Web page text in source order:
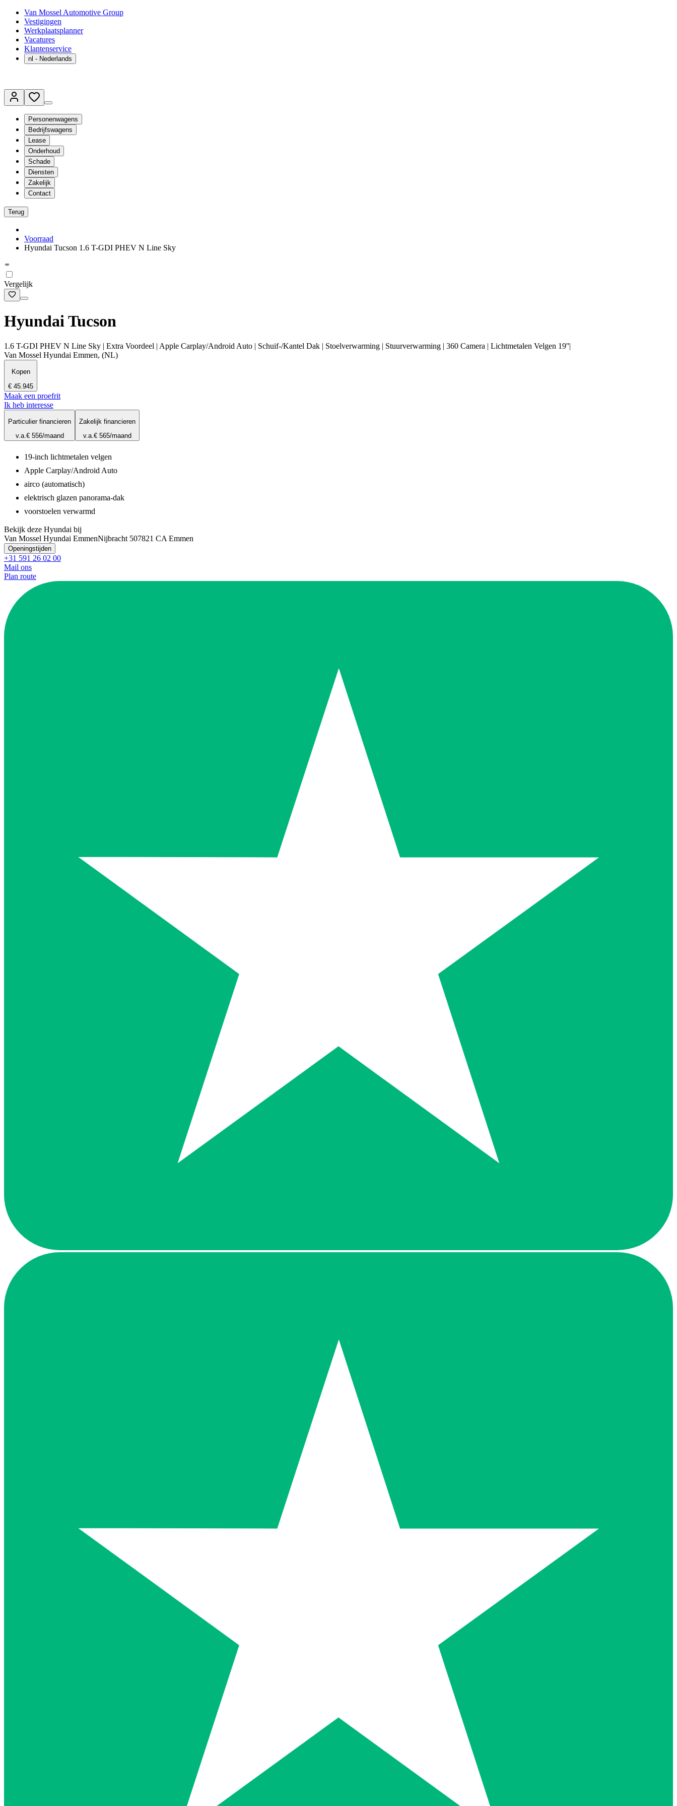
Van Mossel Automotive Group
Vestigingen
Werkplaatsplanner
Vacatures
Klantenservice
nl - Nederlands
Personenwagens
Bedrijfswagens
Lease
Onderhoud
Schade
Diensten
Zakelijk
Contact
Terug
Voorraad
Hyundai Tucson 1.6 T-GDI PHEV N Line Sky
Vergelijk
Hyundai Tucson
1.6 T-GDI PHEV N Line Sky | Extra Voordeel | Apple Carplay/Android Auto | Schuif-/Kantel Dak | Stoelverwarming | Stuurverwarming | 360 Camera | Lichtmetalen Velgen 19''|
Van Mossel Hyundai Emmen, (NL)
Kopen
€ 45.945
Maak een proefrit
Ik heb interesse
Particulier financieren
v.a.€ 556/maand
Zakelijk financieren
v.a.€ 565/maand
19-inch lichtmetalen velgen
Apple Carplay/Android Auto
airco (automatisch)
elektrisch glazen panorama-dak
voorstoelen verwarmd
Bekijk deze Hyundai bij
Van Mossel Hyundai EmmenNijbracht 507821 CA Emmen
Openingstijden
+31 591 26 02 00
Mail ons
Plan route